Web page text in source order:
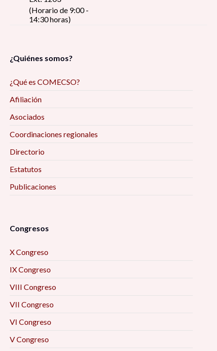
(Horario de 9:00 -
14:30 horas)
¿Quiénes somos?
¿Qué es COMECSO?
Afiliación
Asociados
Coordinaciones regionales
Directorio
Estatutos
Publicaciones
Congresos
X Congreso
IX Congreso
VIII Congreso
VII Congreso
VI Congreso
V Congreso